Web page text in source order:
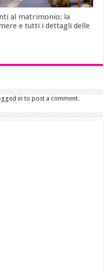
al matrimonio: la
e tutti i dettagli delle
in to post a comment.